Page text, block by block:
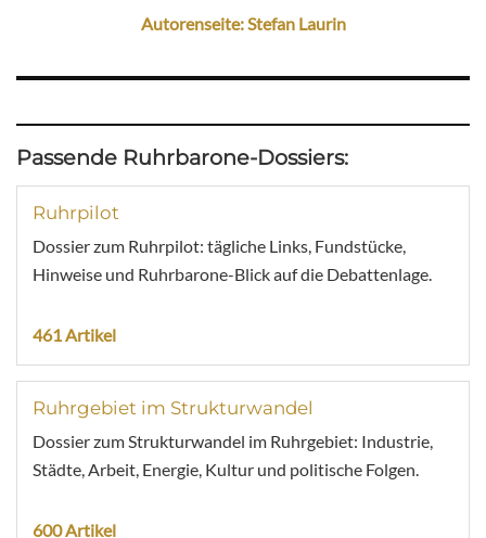
Autorenseite: Stefan Laurin
Passende Ruhrbarone-Dossiers:
Ruhrpilot
Dossier zum Ruhrpilot: tägliche Links, Fundstücke,
Hinweise und Ruhrbarone-Blick auf die Debattenlage.
461 Artikel
Ruhrgebiet im Strukturwandel
Dossier zum Strukturwandel im Ruhrgebiet: Industrie,
Städte, Arbeit, Energie, Kultur und politische Folgen.
600 Artikel